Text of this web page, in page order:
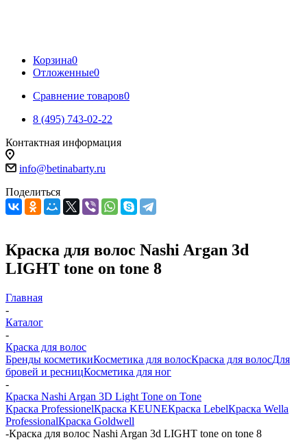
Корзина0
Отложенные0
Сравнение товаров0
8 (495) 743-02-22
Контактная информация
info@betinabarty.ru
Поделиться
Краска для волос Nashi Argan 3d
LIGHT tone on tone 8
Главная
-
Каталог
-
Краска для волос
Бренды косметикиКосметика для волосКраска для волосДля
бровей и ресницКосметика для ног
-
Краска Nashi Argan 3D Light Tone on Tone
Краска ProfessionelКраска KEUNEКраска LebelКраска Wella
ProfessionalКраска Goldwell
-Краска для волос Nashi Argan 3d LIGHT tone on tone 8